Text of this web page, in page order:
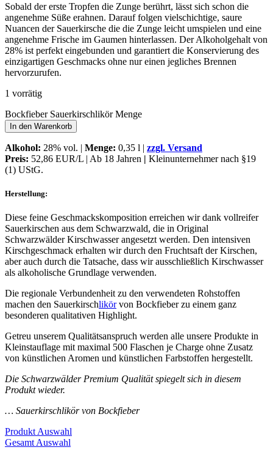
Sobald der erste Tropfen die Zunge berührt, lässt sich schon die
angenehme Süße erahnen. Darauf folgen vielschichtige, saure
Nuancen der Sauerkirsche die die Zunge leicht umspielen und eine
angenehme Frische im Gaumen hinterlassen. Der Alkoholgehalt von
28% ist perfekt eingebunden und garantiert die Konservierung des
einzigartigen Geschmacks ohne nur einen jegliches Brennen
hervorzurufen.
1 vorrätig
Bockfieber Sauerkirschlikör Menge
In den Warenkorb
Alkohol: 28% vol. | Menge: 0,35 l | zzgl. Versand
Preis: 52,86 EUR/L | Ab 18 Jahren | Kleinunternehmer nach §19
(1) UStG.
Herstellung:
Diese feine Geschmackskomposition erreichen wir dank vollreifer
Sauerkirschen aus dem Schwarzwald, die in Original
Schwarzwälder Kirschwasser angesetzt werden. Den intensiven
Kirschgeschmack erhalten wir durch den Fruchtsaft der Kirschen,
aber auch durch die Tatsache, dass wir ausschließlich Kirschwasser
als alkoholische Grundlage verwenden.
Die regionale Verbundenheit zu den verwendeten Rohstoffen
machen den Sauerkirschlikörvon Bockfieber zu einem ganz
besonderen qualitativen Highlight.
Getreu unserem Qualitätsanspruch werden alle unsere Produkte in
Kleinstauflage mit maximal 500 Flaschen je Charge ohne Zusatz
von künstlichen Aromen und künstlichen Farbstoffen hergestellt.
Die Schwarzwälder Premium Qualität spiegelt sich in diesem
Produkt wieder.
… Sauerkirschlikör von Bockfieber
Produkt Auswahl
Gesamt Auswahl